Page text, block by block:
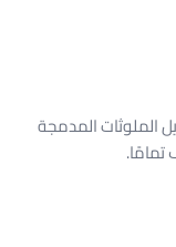
الملوثات المدمجة